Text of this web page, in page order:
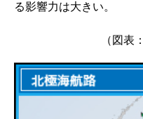
る影響力は大きい。
（図表